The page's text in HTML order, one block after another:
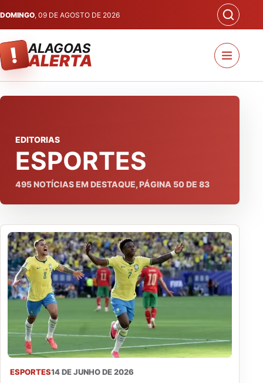
DOMINGO, 09 DE AGOSTO DE 2026
! ALAGOAS
ALERTA
EDITORIAS
ESPORTES
495NOTÍCIAS EM DESTAQUE, PÁGINA 50DE 83
ESPORTES14 DE JUNHO DE 2026